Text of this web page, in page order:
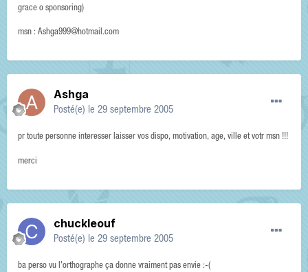
grace o sponsoring)
msn : Ashga999@hotmail.com
Ashga
Posté(e) le 29 septembre 2005
pr toute personne interesser laisser vos dispo, motivation, age, ville et votr msn !!!
merci
chuckleouf
Posté(e) le 29 septembre 2005
ba perso vu l'orthographe ça donne vraiment pas envie :-(